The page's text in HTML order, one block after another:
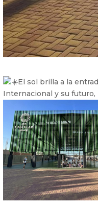
El sol brilla a la
Internacional y su futuro,